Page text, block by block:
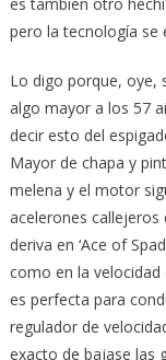
es también otro
pero la tecnología se
Lo digo porque, oye,
algo mayor a los 57
decir esto del
Mayor de chapa y
melena y el motor
acelerones callejeros
deriva en ‘Ace of
como en la velocidad
es perfecta para
regulador de
exacto de bajase las